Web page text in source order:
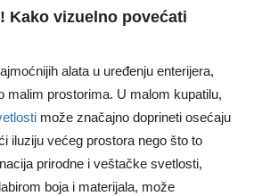
Kako vizuelno povećati
alata u uređenju enterijera,
malim prostorima. U malom kupatilu,
može značajno doprineti osećaju
iluziju većeg prostora nego što to
prirodne i veštačke svetlosti,
boja i materijala, može